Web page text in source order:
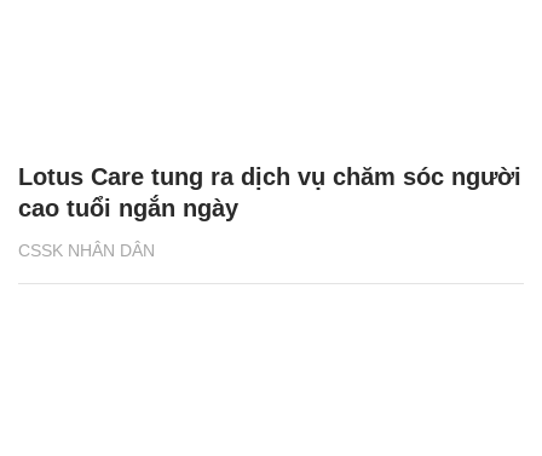
CSSK NHÂN DÂN
Lotus Care tung ra dịch vụ chăm sóc người
cao tuổi ngắn ngày